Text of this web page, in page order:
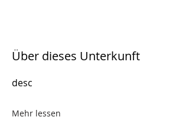
Über dieses Unterkunft
desc
Mehr lessen